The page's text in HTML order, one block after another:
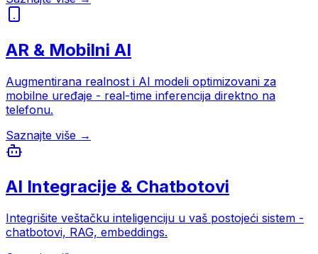
AR & Mobilni AI
Augmentirana realnost i AI modeli optimizovani za
mobilne uređaje - real-time inferencija direktno na
telefonu.
Saznajte više →
AI Integracije & Chatbotovi
Integrišite veštačku inteligenciju u vaš postojeći sistem -
chatbotovi, RAG, embeddings.